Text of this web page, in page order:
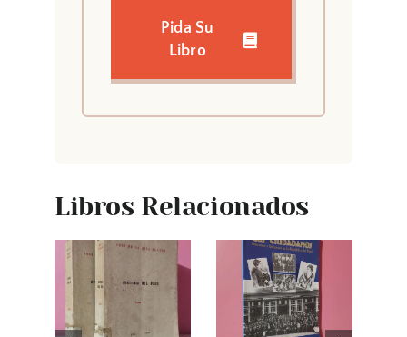
Pida Su
Libro
Libros Relacionados